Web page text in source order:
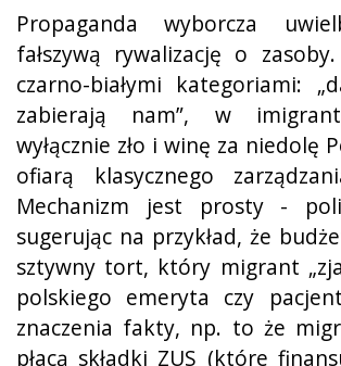
Propaganda wyborcza
fałszywą rywalizację o
czarno-białymi kategoriami:
zabierają nam”, w
wyłącznie zło i winę za niedolę
ofiarą klasycznego
Mechanizm jest prosty -
sugerując na przykład, że
sztywny tort, który migrant
polskiego emeryta czy
znaczenia fakty, np. to że
płacą składki ZUS (które